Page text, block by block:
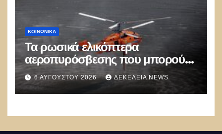
ΚΟΙΝΩΝΙΚΑ
Τα ρωσικά ελικόπτερα
αεροπυρόσβεσης που μπορούν
να ρίχνουν 5 τόνους νερού με 8
μποφόρ
6 ΑΥΓΟΎΣΤΟΥ 2026 ΔΕΚΈΛΕΙΑ NEWS